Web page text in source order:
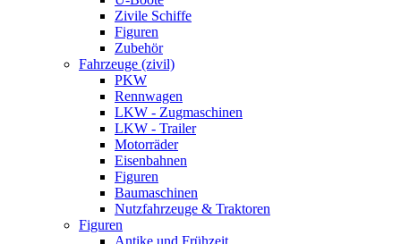
Zivile Schiffe
Figuren
Zubehör
Fahrzeuge (zivil)
PKW
Rennwagen
LKW - Zugmaschinen
LKW - Trailer
Motorräder
Eisenbahnen
Figuren
Baumaschinen
Nutzfahrzeuge & Traktoren
Figuren
Antike und Frühzeit